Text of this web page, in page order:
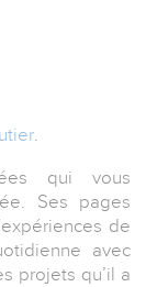
qui vous
Ses pages
de
avec
projets qu’il a